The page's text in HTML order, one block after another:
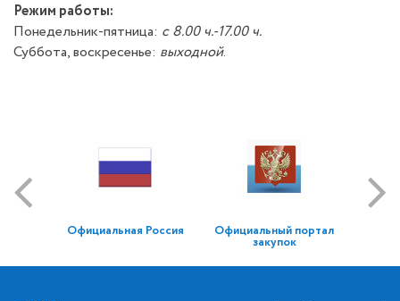
Режим работы:
Понедельник-пятница: с 8.00 ч.-17.00 ч.
Суббота, воскресенье: выходной.
Официальная Россия Официальный портал
закупок